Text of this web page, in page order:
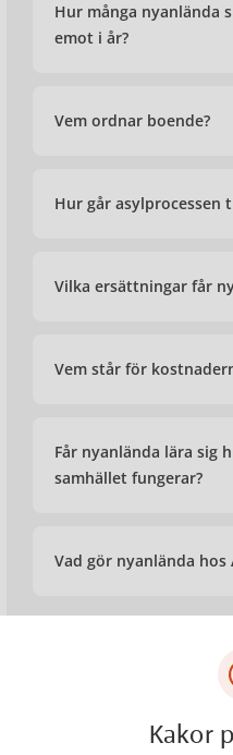
Hur många nyanlända
emot i år?
Vem ordnar boende?
Hur går asylprocessen
Vilka ersättningar får
Vem står för
Får nyanlända lära sig
samhället fungerar?
Vad gör nyanlända
Kakor